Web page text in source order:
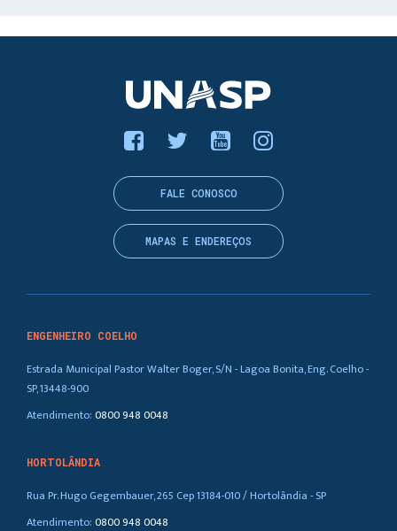
ENGENHEIRO COELHO
Estrada Municipal Pastor Walter Boger, S/N - Lagoa Bonita, Eng. Coelho -
SP, 13448-900
Atendimento:0800 948 0048
HORTOLÂNDIA
Rua Pr. Hugo Gegembauer, 265 Cep 13184-010 / Hortolândia - SP
Atendimento:0800 948 0048
FALE CONOSCO
MAPAS E ENDEREÇOS